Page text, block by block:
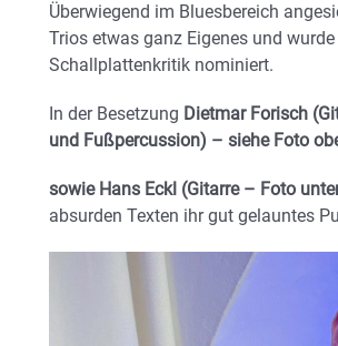
Überwiegend im Bluesbereich
Trios etwas ganz Eigenes und
Schallplattenkritik nominiert.
In der Besetzung Dietmar Forisch
und Fußpercussion) – siehe Foto
sowie Hans Eckl (Gitarre – Foto
absurden Texten ihr gut gelauntes